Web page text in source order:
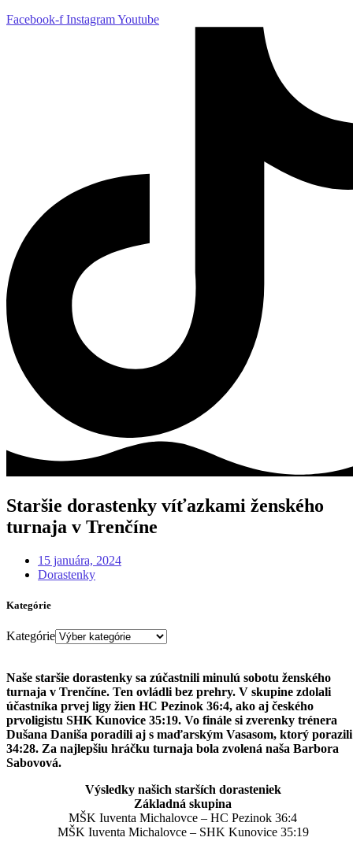
Facebook-f InstagramYoutube
Staršie dorastenky víťazkami ženského
turnaja v Trenčíne
15 januára, 2024
Dorastenky
Kategórie
Kategórie
Naše staršie dorastenky sa zúčastnili minulú sobotu ženského
turnaja v Trenčíne. Ten ovládli bez prehry. V skupine zdolali
účastníka prvej ligy žien HC Pezinok 36:4, ako aj českého
prvoligistu SHK Kunovice 35:19. Vo finále si zverenky trénera
Dušana Daniša poradili aj s maďarským Vasasom, ktorý porazili
34:28. Za najlepšiu hráčku turnaja bola zvolená naša Barbora
Sabovová.
Výsledky našich starších dorasteniek
Základná skupina
MŠK Iuventa Michalovce – HC Pezinok 36:4
MŠK Iuventa Michalovce – SHK Kunovice 35:19